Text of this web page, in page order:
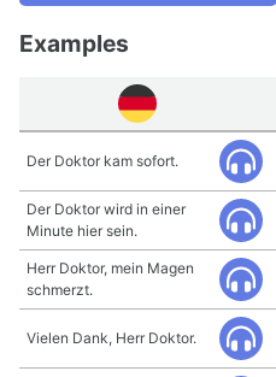
Examples
Der Doktor kam sofort.
Der Doktor wird in einer
Minute hier sein.
Herr Doktor, mein Magen
schmerzt.
Vielen Dank, Herr Doktor.